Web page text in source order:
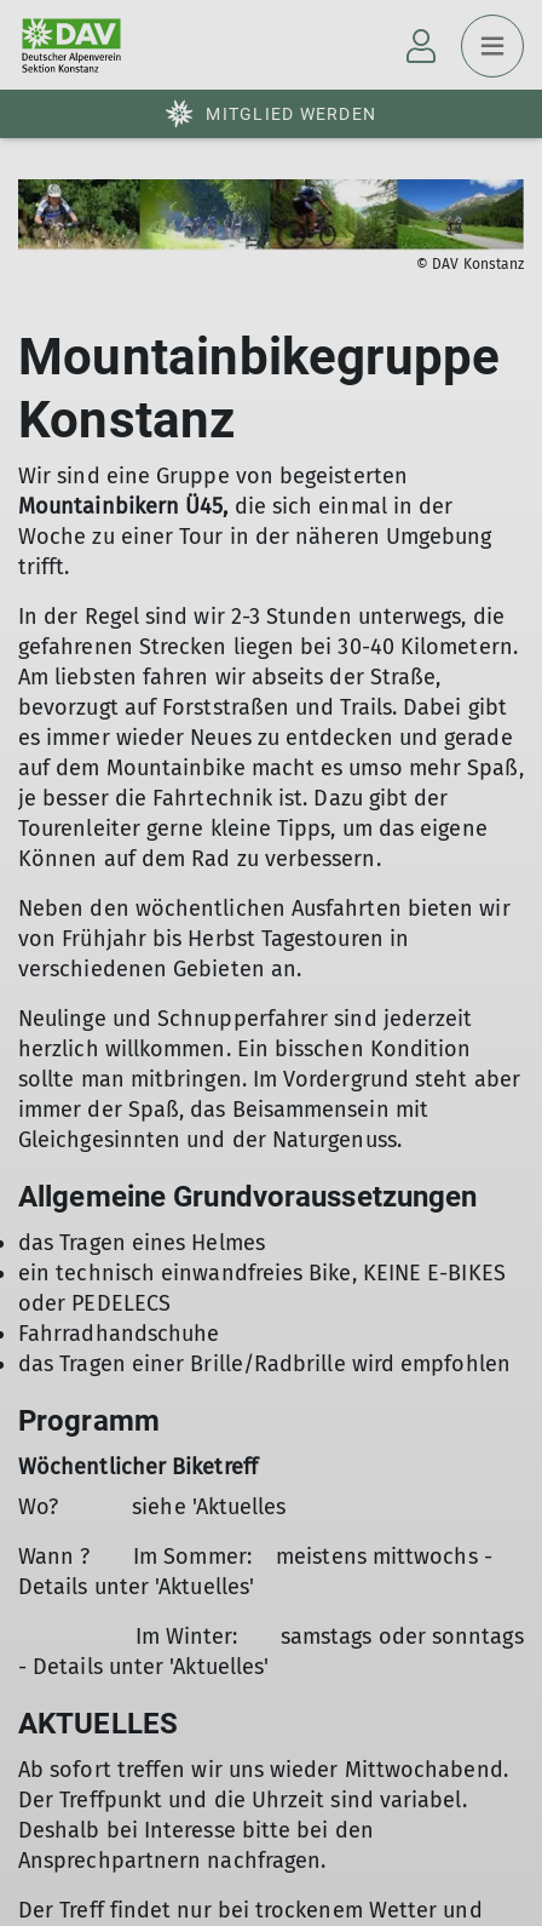
MITGLIED WERDEN
© DAV Konstanz
Mountainbikegruppe
Konstanz
Wir sind eine Gruppe von begeisterten
Mountainbikern Ü45, die sich einmal in der
Woche zu einer Tour in der näheren Umgebung
trifft.
In der Regel sind wir 2-3 Stunden unterwegs, die
gefahrenen Strecken liegen bei 30-40 Kilometern.
Am liebsten fahren wir abseits der Straße,
bevorzugt auf Forststraßen und Trails. Dabei gibt
es immer wieder Neues zu entdecken und gerade
auf dem Mountainbike macht es umso mehr Spaß,
je besser die Fahrtechnik ist. Dazu gibt der
Tourenleiter gerne kleine Tipps, um das eigene
Können auf dem Rad zu verbessern.
Neben den wöchentlichen Ausfahrten bieten wir
von Frühjahr bis Herbst Tagestouren in
verschiedenen Gebieten an.
Neulinge und Schnupperfahrer sind jederzeit
herzlich willkommen. Ein bisschen Kondition
sollte man mitbringen. Im Vordergrund steht aber
immer der Spaß, das Beisammensein mit
Gleichgesinnten und der Naturgenuss.
Allgemeine Grundvoraussetzungen
das Tragen eines Helmes
ein technisch einwandfreies Bike, KEINE E-BIKES
oder PEDELECS
Fahrradhandschuhe
das Tragen einer Brille/Radbrille wird empfohlen
Programm
Wöchentlicher Biketreff
Wo? siehe 'Aktuelles
Wann ? Im Sommer: meistens mittwochs -
Details unter 'Aktuelles'
Im Winter: samstags oder sonntags
- Details unter 'Aktuelles'
AKTUELLES
Ab sofort treffen wir uns wieder Mittwochabend.
Der Treffpunkt und die Uhrzeit sind variabel.
Deshalb bei Interesse bitte bei den
Ansprechpartnern nachfragen.
Der Treff findet nur bei trockenem Wetter und